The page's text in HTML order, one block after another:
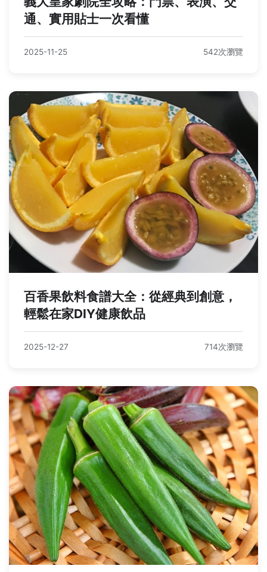
通、實用貼士一次看懂
2025-11-25 542次瀏覽
百香果飲料食譜大全：從經典到創意，
輕鬆在家DIY健康飲品
2025-12-27 714次瀏覽